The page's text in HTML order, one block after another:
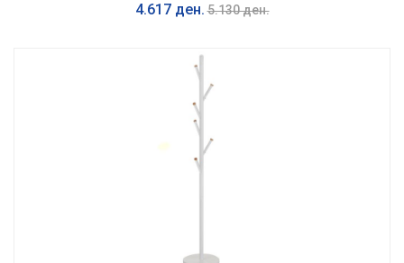
4.617 ден. 5.130 ден.